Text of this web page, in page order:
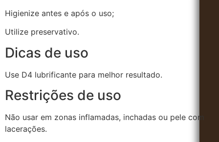
Higienize antes e após o uso;
Utilize preservativo.
Dicas de uso
Use D4 lubrificante para melhor resultado.
Restrições de uso
Não usar em zonas inflamadas, inchadas ou pele com
lacerações.